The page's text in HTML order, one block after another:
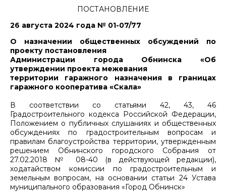
ПОСТАНОВЛЕНИЕ
26 августа 2024 года № 01-07/77
О назначении общественных обсуждений по
проекту постановления
Администрации города Обнинска «Об
утверждении проекта межевания
территории гаражного назначения в границах
гаражного кооператива «Скала»
В соответствии со статьями 42, 43, 46
Градостроительного кодекса Российской Федерации,
Положением о публичных слушаниях и общественных
обсуждениях по градостроительным вопросам и
правилам благоустройства территории, утвержденным
решением Обнинского городского Собрания от
27.02.2018 № 08-40 (в действующей редакции),
ходатайством комиссии по градостроительным и
земельным вопросам, на основании статьи 24 Устава
муниципального образования «Город Обнинск»